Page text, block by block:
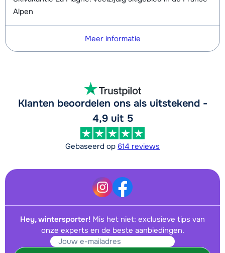
Alpen
Meer informatie
Klanten beoordelen ons als uitstekend -
4,9 uit 5
Gebaseerd op 614 reviews
Hey, wintersporter! Mis het niet: exclusieve tips van
onze experts en de beste aanbiedingen.